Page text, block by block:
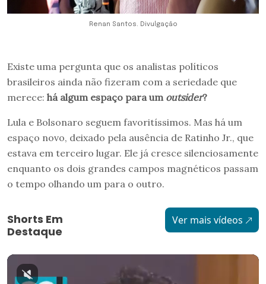
Renan Santos. Divulgação
Existe uma pergunta que os analistas políticos
brasileiros ainda não fizeram com a seriedade que
merece: há algum espaço para um outsider?
Lula e Bolsonaro seguem favoritíssimos. Mas há um
espaço novo, deixado pela ausência de Ratinho Jr., que
estava em terceiro lugar. Ele já cresce silenciosamente
enquanto os dois grandes campos magnéticos passam
o tempo olhando um para o outro.
Shorts Em
Destaque
Ver mais vídeos